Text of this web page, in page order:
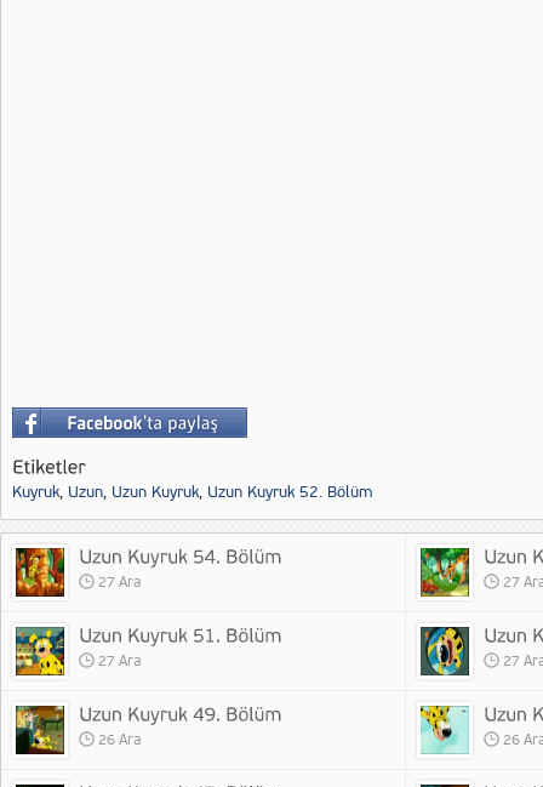
Kuyruk, Uzun, Uzun Kuyruk, Uzun Kuyruk 52. Bölüm
27 Ara 27
27 Ara 27
26 Ara 26